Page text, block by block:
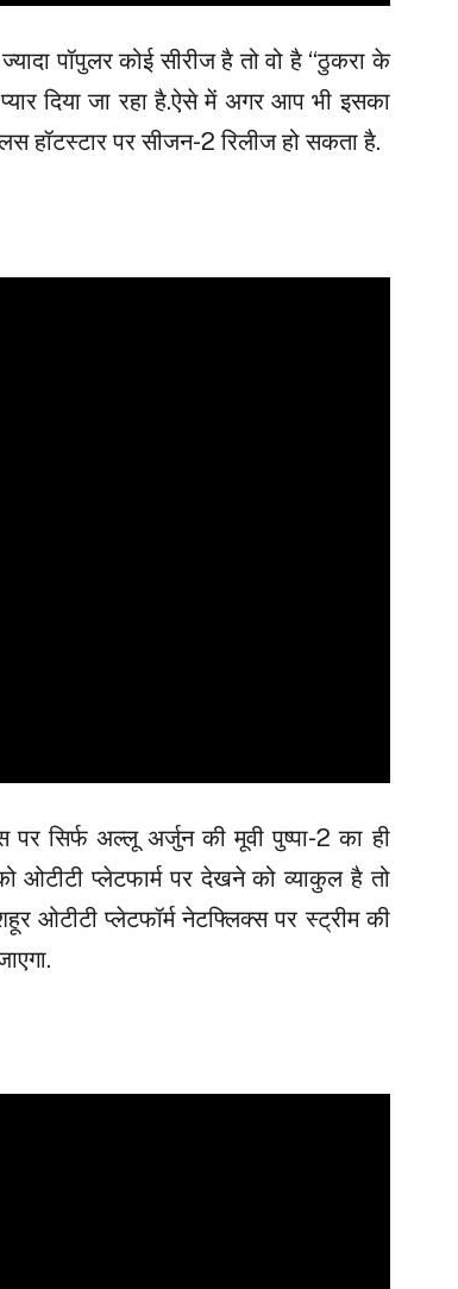
पॉपुलर कोई सीरीज है तो वो है “ठुकरा के
दिया जा रहा है.ऐसे में अगर आप भी इसका
हॉटस्टार पर सीजन-2 रिलीज हो सकता है.
सिर्फ अल्लू अर्जुन की मूवी पुष्पा-2 का ही
प्लेटफार्म पर देखने को व्याकुल है तो
ओटीटी प्लेटफॉर्म नेटफ्लिक्स पर स्ट्रीम की